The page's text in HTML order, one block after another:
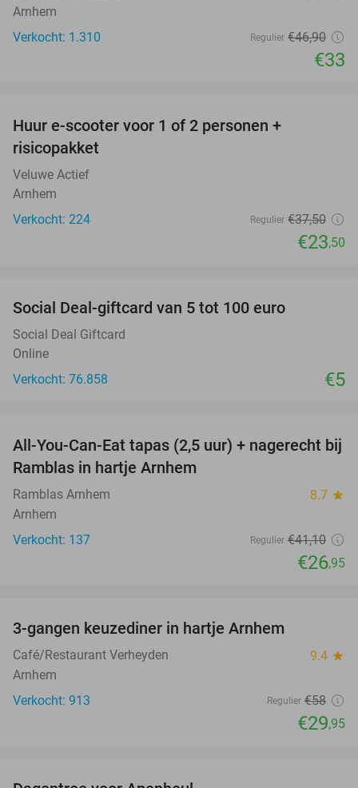
Arnhem
Verkocht: 1.310
Regulier €46,90
€33
Huur e-scooter voor 1 of 2 personen +
risicopakket
Veluwe Actief
Arnhem
Verkocht: 224
Regulier €37,50
€23,50
Social Deal-giftcard van 5 tot 100 euro
Social Deal Giftcard
Online
Verkocht: 76.858
€5
34%
All-You-Can-Eat tapas (2,5 uur) + nagerecht bij
Ramblas in hartje Arnhem
Ramblas Arnhem 8.7 star
Arnhem
Verkocht: 137
Regulier €41,10
€26,95
3-gangen keuzediner in hartje Arnhem
Café/Restaurant Verheyden 9.4 star
Arnhem
Verkocht: 913
Regulier €58
€29,95